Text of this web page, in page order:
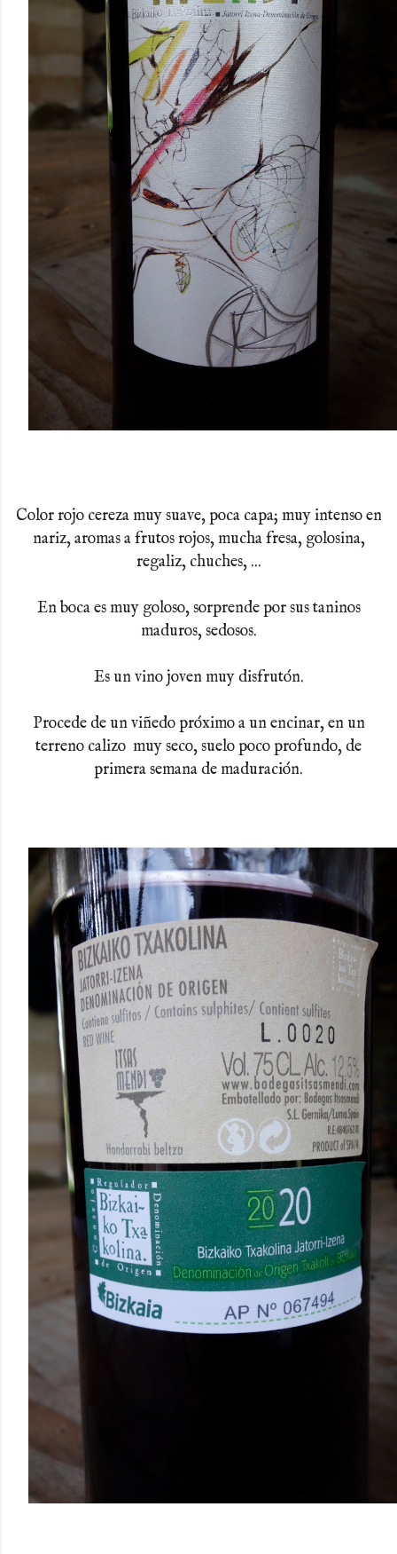
Color rojo cereza muy suave, poca capa; muy intenso en
nariz, aromas a frutos rojos, mucha fresa, golosina,
regaliz, chuches, ...
En boca es muy goloso, sorprende por sus taninos
maduros, sedosos.
Es un vino joven muy disfrutón.
Procede de un viñedo próximo a un encinar, en un
terreno calizo muy seco, suelo poco profundo, de
primera semana de maduración.